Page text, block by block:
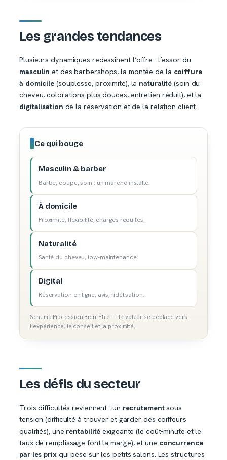
Les grandes tendances
Plusieurs dynamiques redessinent l’offre : l’essor du
masculin et des barbershops, la montée de la coiffure
à domicile (souplesse, proximité), la naturalité (soin du
cheveu, colorations plus douces, entretien réduit), et la
digitalisation de la réservation et de la relation client.
Ce qui bouge
Masculin & barber
Barbe, coupe, soin : un marché installé.
À domicile
Proximité, flexibilité, charges réduites.
Naturalité
Santé du cheveu, low-maintenance.
Digital
Réservation en ligne, avis, fidélisation.
Schéma Profession Bien-Être — la valeur se déplace vers
l’expérience, le conseil et la proximité.
Les défis du secteur
Trois difficultés reviennent : un recrutementsous
tension (difficulté à trouver et garder des coiffeurs
qualifiés), une rentabilité exigeante (le coût-minute et le
taux de remplissage font la marge), et une concurrence
par les prixqui pèse sur les petits salons. Les structures